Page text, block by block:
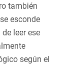
también
esconde
leer ese
según el